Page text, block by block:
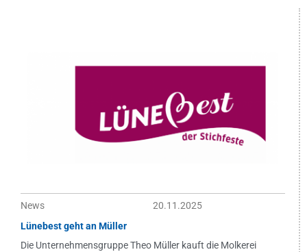
News
20.11.2025
Lünebest geht an Müller
Die Unternehmensgruppe Theo Müller kauft die Molkerei